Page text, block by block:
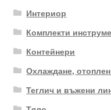
Интериор
Комплекти
Контейнери
Охлаждане,
Теглич и въжени